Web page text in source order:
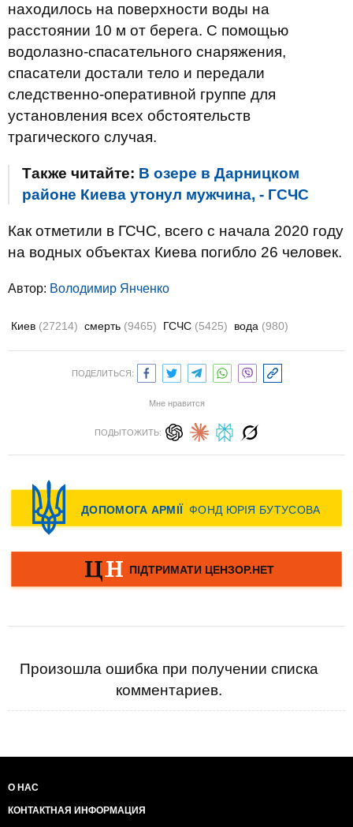
находилось на поверхности воды на
расстоянии 10 м от берега. С помощью
водолазно-спасательного снаряжения,
спасатели достали тело и передали
следственно-оперативной группе для
установления всех обстоятельств
трагического случая.
Также читайте: В озере в Дарницком
районе Киева утонул мужчина, - ГСЧС
Как отметили в ГСЧС, всего с начала 2020 году
на водных объектах Киева погибло 26 человек.
Автор: Володимир Янченко
Киев (27214) смерть (9465) ГСЧС (5425) вода (980)
ПОДЕЛИТЬСЯ:
Мне нравится
ПОДЫТОЖИТЬ:
Произошла ошибка при получении списка
комментариев.
О НАС
КОНТАКТНАЯ ИНФОРМАЦИЯ